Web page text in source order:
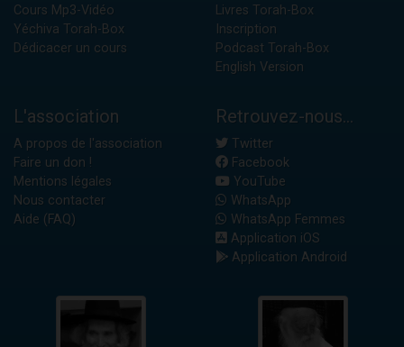
Cours Mp3-Vidéo
Yéchiva Torah-Box
Dédicacer un cours
Livres Torah-Box
Inscription
Podcast Torah-Box
English Version
L'association
A propos de l'association
Faire un don !
Mentions légales
Nous contacter
Aide (FAQ)
Retrouvez-nous...
Twitter
Facebook
YouTube
WhatsApp
WhatsApp Femmes
Application iOS
Application Android